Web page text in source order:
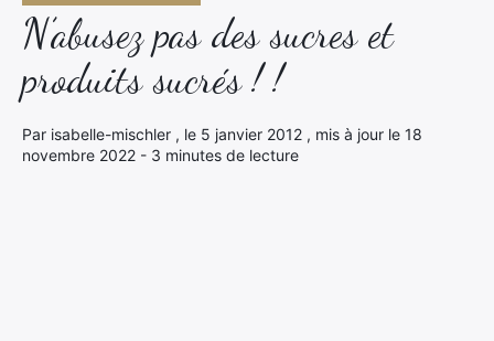
N’abusez pas des sucres et
produits sucrés ! !
Par isabelle-mischler , le 5 janvier 2012 , mis à jour le 18
novembre 2022 - 3 minutes de lecture